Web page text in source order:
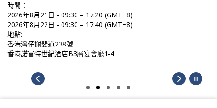
時間：
2026年8月21日 - 09:30 – 17:20 (GMT+8)
2026年8月22日 - 09:30 – 17:40 (GMT+8)
地點:
香港灣仔謝斐道238號
香港諾富特世紀酒店B3層宴會廳1-4